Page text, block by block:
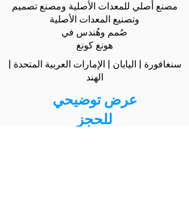
مصنع أصلي للمعدات الأصلية ومصنع تصميم
وتصنيع المعدات الأصلية
صُمم وهُندس في
هونغ كونغ
سنغافورة | اليابان | الإمارات العربية المتحدة |
الهند
عرض توضيحي
للحجز